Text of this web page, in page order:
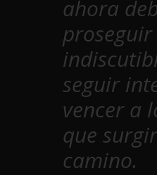
ahora
seguir
vencer a
que
camino.